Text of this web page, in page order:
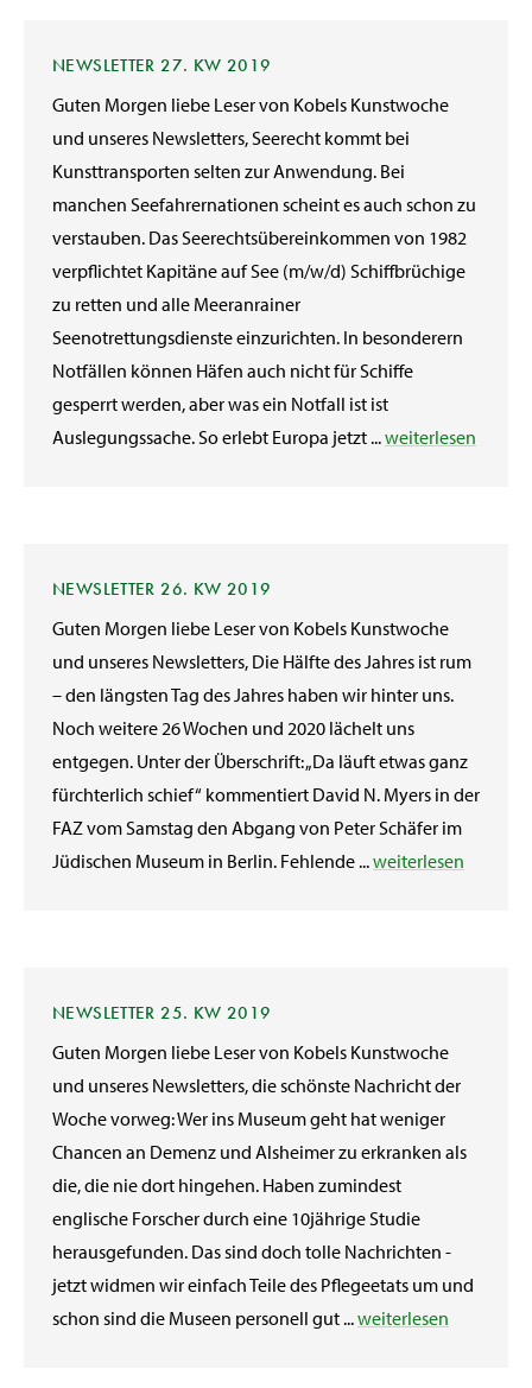
NEWSLETTER 27. KW 2019
Guten Morgen liebe Leser von Kobels Kunstwoche
und unseres Newsletters, Seerecht kommt bei
Kunsttransporten selten zur Anwendung. Bei
manchen Seefahrernationen scheint es auch schon zu
verstauben. Das Seerechtsübereinkommen von 1982
verpflichtet Kapitäne auf See (m/w/d) Schiffbrüchige
zu retten und alle Meeranrainer
Seenotrettungsdienste einzurichten. In besonderern
Notfällen können Häfen auch nicht für Schiffe
gesperrt werden, aber was ein Notfall ist ist
Auslegungssache. So erlebt Europa jetzt ...weiterlesen
NEWSLETTER 26. KW 2019
Guten Morgen liebe Leser von Kobels Kunstwoche
und unseres Newsletters, Die Hälfte des Jahres ist rum
– den längsten Tag des Jahres haben wir hinter uns.
Noch weitere 26 Wochen und 2020 lächelt uns
entgegen. Unter der Überschrift: „Da läuft etwas ganz
fürchterlich schief“ kommentiert David N. Myers in der
FAZ vom Samstag den Abgang von Peter Schäfer im
Jüdischen Museum in Berlin. Fehlende ...weiterlesen
NEWSLETTER 25. KW 2019
Guten Morgen liebe Leser von Kobels Kunstwoche
und unseres Newsletters, die schönste Nachricht der
Woche vorweg: Wer ins Museum geht hat weniger
Chancen an Demenz und Alsheimer zu erkranken als
die, die nie dort hingehen. Haben zumindest
englische Forscher durch eine 10jährige Studie
herausgefunden. Das sind doch tolle Nachrichten -
jetzt widmen wir einfach Teile des Pflegeetats um und
schon sind die Museen personell gut ...weiterlesen